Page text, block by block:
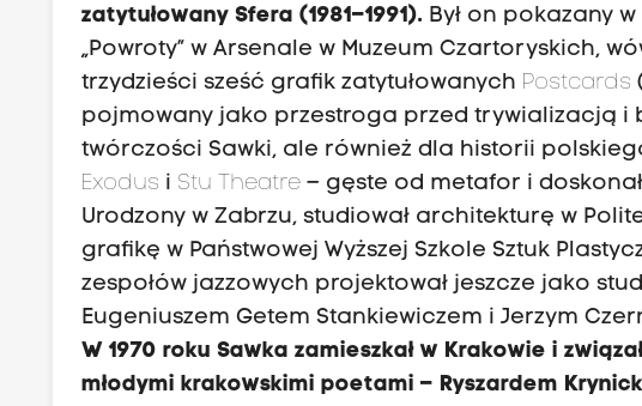
zatytułowany Sfera (1981–1991). Był on pokazany
„Powroty” w Arsenale w Muzeum Czartoryskich,
trzydzieści sześć grafik zatytułowanych Postcards
pojmowany jako przestroga przed trywializacją i
twórczości Sawki, ale również dla historii
Exodus i Stu Theatre – gęste od metafor i
Urodzony w Zabrzu, studiował architekturę w
grafikę w Państwowej Wyższej Szkole Sztuk
zespołów jazzowych projektował jeszcze jako
Eugeniuszem Getem Stankiewiczem i Jerzym
W 1970 roku Sawka zamieszkał w Krakowie i
młodymi krakowskimi poetami – Ryszardem